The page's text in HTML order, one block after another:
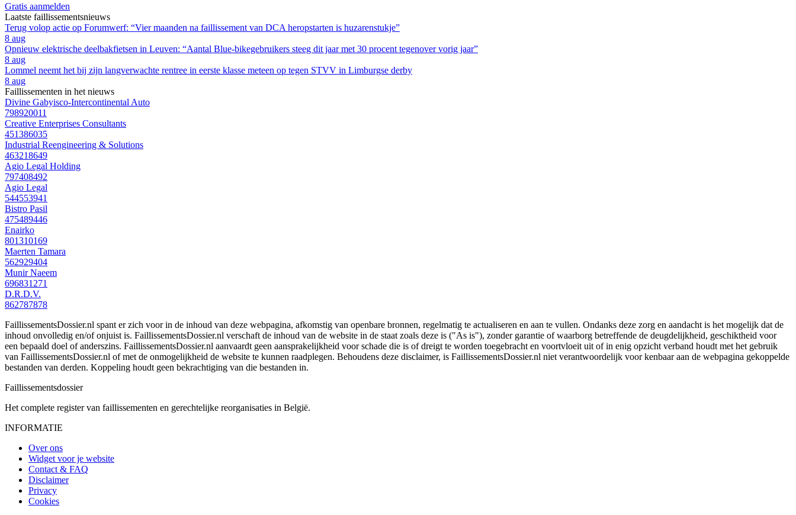
Gratis aanmelden
Laatste faillissementsnieuws
Terug volop actie op Forumwerf: “Vier maanden na faillissement van DCA heropstarten is huzarenstukje”
8 aug
Opnieuw elektrische deelbakfietsen in Leuven: “Aantal Blue-bikegebruikers steeg dit jaar met 30 procent tegenover vorig jaar”
8 aug
Lommel neemt het bij zijn langverwachte rentree in eerste klasse meteen op tegen STVV in Limburgse derby
8 aug
Faillissementen in het nieuws
Divine Gabyisco-Intercontinental Auto
798920011
Creative Enterprises Consultants
451386035
Industrial Reengineering & Solutions
463218649
Agio Legal Holding
797408492
Agio Legal
544553941
Bistro Pasil
475489446
Enairko
801310169
Maerten Tamara
562929404
Munir Naeem
696831271
D.R.D.V.
862787878
FaillissementsDossier.nl spant er zich voor in de inhoud van deze webpagina, afkomstig van openbare bronnen, regelmatig te actualiseren en aan te vullen. Ondanks deze zorg en aandacht is het mogelijk dat de
inhoud onvolledig en/of onjuist is. FaillissementsDossier.nl verschaft de inhoud van de website in de staat zoals deze is ("As is"), zonder garantie of waarborg betreffende de deugdelijkheid, geschiktheid voor
een bepaald doel of anderszins. FaillissementsDossier.nl aanvaardt geen aansprakelijkheid voor schade die is of dreigt te worden toegebracht en voortvloeit uit of in enig opzicht verband houdt met het gebruik
van FaillissementsDossier.nl of met de onmogelijkheid de website te kunnen raadplegen. Behoudens deze disclaimer, is FaillissementsDossier.nl niet verantwoordelijk voor kenbaar aan de webpagina gekoppelde
bestanden van derden. Koppeling houdt geen bekrachtiging van die bestanden in.
Faillissementsdossier
Het complete register van faillissementen en gerechtelijke reorganisaties in België.
INFORMATIE
Over ons
Widget voor je website
Contact & FAQ
Disclaimer
Privacy
Cookies